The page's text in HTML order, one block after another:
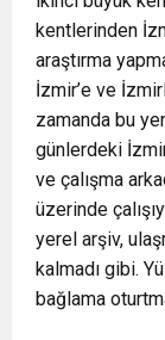
kentlerinden
araştırma
İzmir’e ve
zamanda bu
günlerdeki
ve çalışma
üzerinde
yerel arşiv,
kalmadı gibi.
bağlama